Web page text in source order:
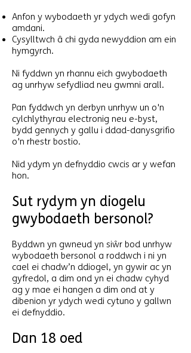
Anfon y wybodaeth yr ydych wedi gofyn
amdani.
Cysylltwch â chi gyda newyddion am ein
hymgyrch.
Ni fyddwn yn rhannu eich gwybodaeth
ag unrhyw sefydliad neu gwmni arall.
Pan fyddwch yn derbyn unrhyw un o'n
cylchlythyrau electronig neu e-byst,
bydd gennych y gallu i ddad-danysgrifio
o'n rhestr bostio.
Nid ydym yn defnyddio cwcis ar y wefan
hon.
Sut rydym yn diogelu
gwybodaeth bersonol?
Byddwn yn gwneud yn siŵr bod unrhyw
wybodaeth bersonol a roddwch i ni yn
cael ei chadw’n ddiogel, yn gywir ac yn
gyfredol, a dim ond yn ei chadw cyhyd
ag y mae ei hangen a dim ond at y
dibenion yr ydych wedi cytuno y gallwn
ei defnyddio.
Dan 18 oed